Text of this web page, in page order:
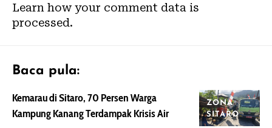
Learn how your comment data is
processed.
Baca pula:
ZONA
SITARO
Kemarau di Sitaro, 70 Persen Warga
Kampung Kanang Terdampak Krisis Air